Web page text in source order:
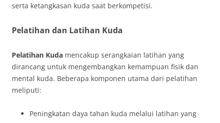
serta ketangkasan kuda saat berkompetisi.
Pelatihan dan Latihan Kuda
Pelatihan Kuda mencakup serangkaian latihan yang
dirancang untuk mengembangkan kemampuan fisik dan
mental kuda. Beberapa komponen utama dari pelatihan
meliputi:
Peningkatan daya tahan kuda melalui latihan yang